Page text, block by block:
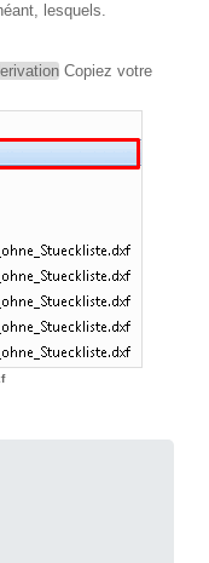
lesquels.
Copiez votre